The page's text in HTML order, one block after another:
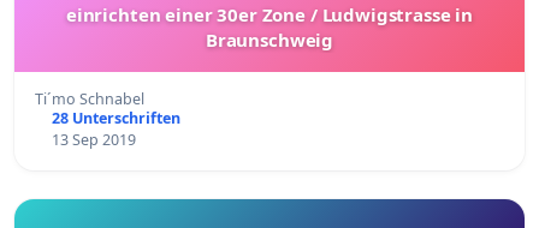
einrichten einer 30er Zone / Ludwigstrasse in
Braunschweig
Ti´mo Schnabel
28 Unterschriften
13 Sep 2019